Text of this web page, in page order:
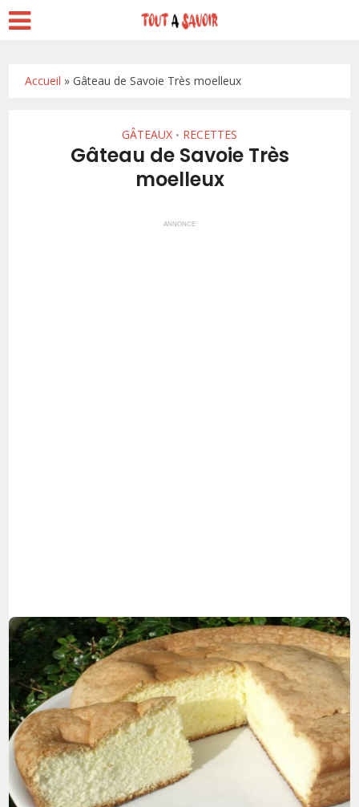
Accueil »Gâteau de Savoie Très moelleux
GÂTEAUX • RECETTES
Gâteau de Savoie Très
moelleux
ANNONCE